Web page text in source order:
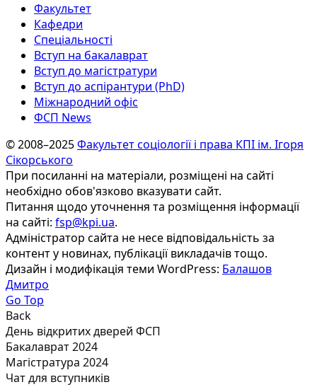
Факультет
Кафедри
Спеціальності
Вступ на бакалаврат
Вступ до магістратури
Вступ до аспірантури (PhD)
Міжнародний офіс
ФСП News
© 2008–2025Факультет соціології і права КПІ ім. Ігоря
Сікорського
При посиланні на матеріали, розміщені на сайті
необхідно обов'язково вказувати сайт.
Питання щодо уточнення та розміщення інформації
на сайті: fsp@kpi.ua.
Адміністратор сайта не несе відповідальність за
контент у новинах, публікації викладачів тощо.
Дизайн і модифікація теми WordPress: Балашов
Дмитро
Go Top
Back
День відкритих дверей ФСП
Бакалаврат 2024
Магістратура 2024
Чат для вступників